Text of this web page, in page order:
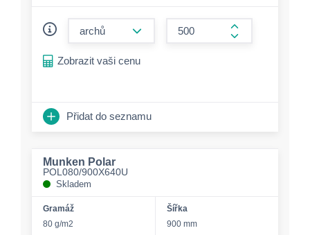
form.increase-
Zobrazit vaši cenu
Přidat do seznamu
Munken Polar
POL080/900X640U
Skladem
Gramáž
80 g/m2
Šířka
900 mm